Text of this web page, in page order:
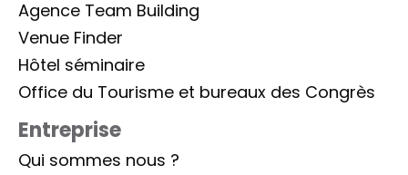
Agence Team Building
Venue Finder
Hôtel séminaire
Office du Tourisme et bureaux des Congrès
Entreprise
Qui sommes nous ?